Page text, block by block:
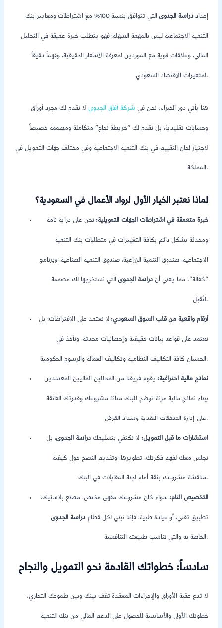
إعداد دراسة الجدوى التي تتوافق بنسبة 100% مع اشتراطات ومعايير بنك
التنمية الاجتماعية ليس بالمهمة السهلة؛ فهو يتطلب خبرة عميقة في التحليل
المالي، وعلاقات قوية مع الموردين لمعرفة الأسعار الحقيقية، وفهماً دقيقاً
لمتغيرات الاقتصاد السعودي.
هنا يأتي دور الخبراء. نحن في شركة آفاق الجدوى لا نقدم لك مجرد أوراق
وحسابات تقليدية، بل نقدم لك “خريطة نجاح” متكاملة ومصممة خصيصاً
لاجتياز لجان التقييم في بنك التنمية الاجتماعية وفي مختلف جهات التمويل في
المملكة.
لماذا نعتبر الخيار الأول لرواد الأعمال في السعودية؟
خبرة متعمقة في اشتراطات الجهات التمويلية: نحن على دراية تامة
ومحدثة بشكل دائم بكافة التغييرات في متطلبات بنك التنمية
الاجتماعية، صندوق التنمية الزراعية، صندوق التنمية الصناعية، وبرنامج
“كفالة”. مما يعني أن دراسة الجدوىالتي نستخرجها لك مصممة
لتُقبل.
أرقام واقعية من قلب السوق السعودي: لا نعتمد على الافتراضات؛ بل
نعتمد على قواعد بيانات حقيقية وإحصائيات محدثة، ونأخذ في
الحسبان كافة التكاليف النظامية وتكاليف العمالة والرسوم الحكومية.
نماذج مالية احترافية: يقوم فريقنا من المحللين الماليين المعتمدين
ببناء نماذج مالية مرنة توضح للبنك متانة مشروعك وقدرتك الفائقة
على إدارة التدفقات النقدية وسداد القرض.
استشارات ما قبل التمويل: لا نكتفي بتسليمك دراسة الجدوى، بل
نجلس معك لفهم فكرتك، تطويرها، وتقديم النصح حول كيفية
مناقشة مشروعك بثقة أمام لجنة المقابلات في البنك.
التخصيص التام: سواء كان مشروعك مقهى مختص، مصنع بلاستيك،
تطبيق تقني، أو عيادة طبية، فإننا نبني لكل قطاع دراسة الجدوى
الخاصة به والتي تناسب طبيعته التنافسية.
سادساً: خطواتك القادمة نحو التمويل والنجاح
لا تدع عقبة الأوراق والإجراءات المعقدة تقف بينك وبين طموحك التجاري.
خطوتك الأولى والأساسية للحصول على الدعم المالي من بنك التنمية